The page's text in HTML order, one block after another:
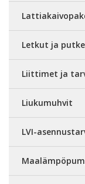
Letkut ja
Liittimet ja
Liukumuhvit
LVI-